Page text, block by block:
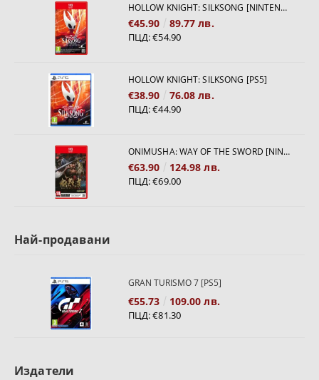
HOLLOW KNIGHT: SILKSONG [NINTENDO SWITCH 2]
€45.90 89.77 лв.
ПЦД:€54.90
HOLLOW KNIGHT: SILKSONG [PS5]
€38.90 76.08 лв.
ПЦД:€44.90
ONIMUSHA: WAY OF THE SWORD [NINTENDO SWITCH 2]
€63.90 124.98 лв.
ПЦД:€69.00
Най-продавани
GRAN TURISMO 7 [PS5]
€55.73 109.00 лв.
ПЦД:€81.30
Издатели